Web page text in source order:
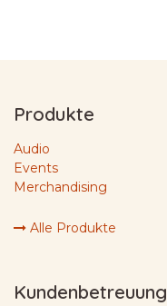
Produkte
Audio
Events
Merchandising
Alle Produkte
Kundenbetreuung